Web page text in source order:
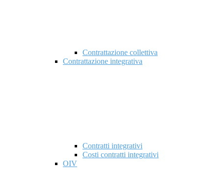
Contrattazione collettiva
Contrattazione integrativa
Contratti integrativi
Costi contratti integrativi
OIV